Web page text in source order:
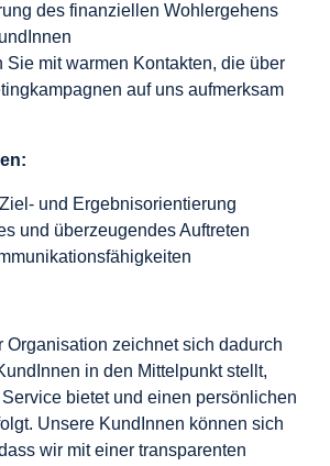
des finanziellen Wohlergehens
Sie mit warmen Kontakten, die über
auf uns aufmerksam
und Ergebnisorientierung
und überzeugendes Auftreten
Organisation zeichnet sich dadurch
in den Mittelpunkt stellt,
bietet und einen persönlichen
Unsere KundInnen können sich
wir mit einer transparenten